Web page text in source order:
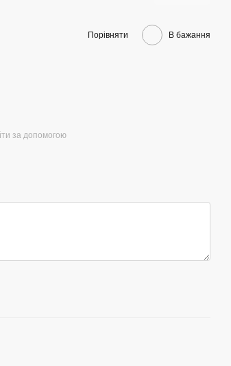
Порівняти В бажання
за допомогою